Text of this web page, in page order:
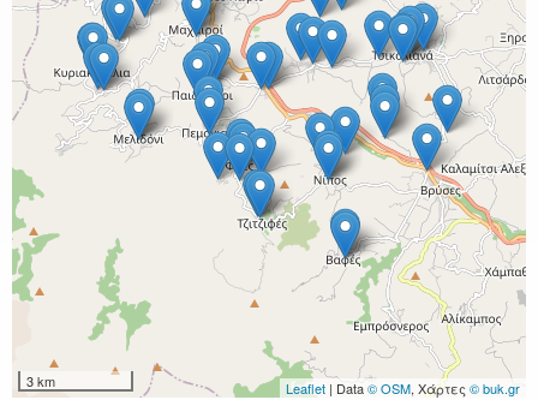
3 km Leaflet | Data© OSM, Χάρτες © buk.gr